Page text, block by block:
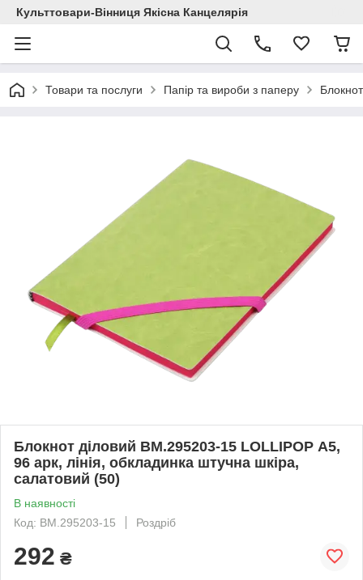
Культтовари-Вінниця Якісна Канцелярія
Товари та послуги Папір та вироби з паперу
Блокнот діловий BM.295203-15 LOLLIPOP А5,
96 арк, лінія, обкладинка штучна шкіра,
салатовий (50)
В наявності
Код: BM.295203-15
Роздріб
292 ₴